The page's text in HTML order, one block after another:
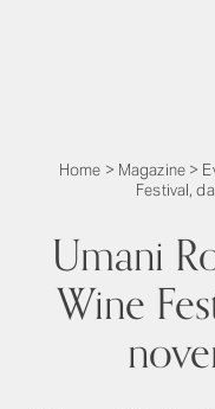
Home > Magazine>
Festival,
Umani
Wine